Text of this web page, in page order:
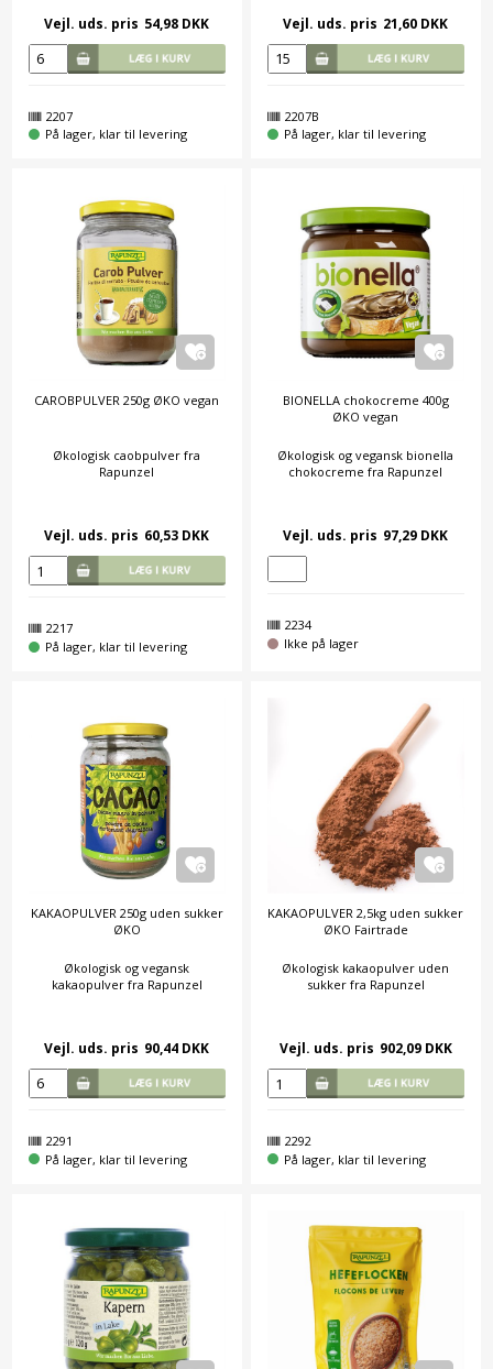
Vejl. uds. pris 54,98 DKK
2207
På lager, klar til levering
Vejl. uds. pris 21,60 DKK
2207B
På lager, klar til levering
CAROBPULVER 250g ØKO vegan
Økologisk caobpulver fra
Rapunzel
Vejl. uds. pris 60,53 DKK
2217
På lager, klar til levering
BIONELLA chokocreme 400g
ØKO vegan
Økologisk og vegansk bionella
chokocreme fra Rapunzel
Vejl. uds. pris 97,29 DKK
2234
Ikke på lager
KAKAOPULVER 250g uden sukker
ØKO
Økologisk og vegansk
kakaopulver fra Rapunzel
Vejl. uds. pris 90,44 DKK
2291
På lager, klar til levering
KAKAOPULVER 2,5kg uden sukker
ØKO Fairtrade
Økologisk kakaopulver uden
sukker fra Rapunzel
Vejl. uds. pris 902,09 DKK
2292
På lager, klar til levering